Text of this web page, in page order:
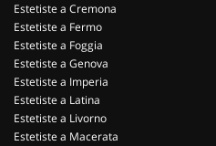
Estetiste a Cremona
Estetiste a Fermo
Estetiste a Foggia
Estetiste a Genova
Estetiste a Imperia
Estetiste a Latina
Estetiste a Livorno
Estetiste a Macerata